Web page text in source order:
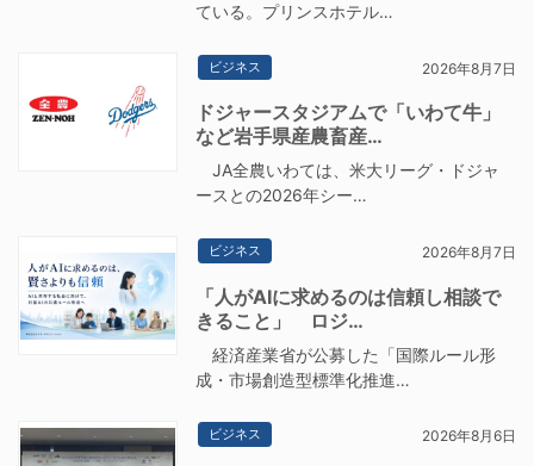
ている。プリンスホテル…
ビジネス 2026年8月7日
ドジャースタジアムで「いわて牛」
など岩手県産農畜産…
JA全農いわては、米大リーグ・ドジャ
ースとの2026年シー…
ビジネス 2026年8月7日
「人がAIに求めるのは信頼し相談で
きること」 ロジ…
経済産業省が公募した「国際ルール形
成・市場創造型標準化推進…
ビジネス 2026年8月6日